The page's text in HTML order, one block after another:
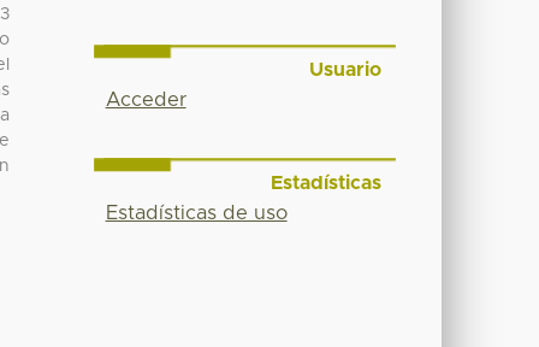
Usuario
Acceder
Estadísticas
Estadísticas de uso